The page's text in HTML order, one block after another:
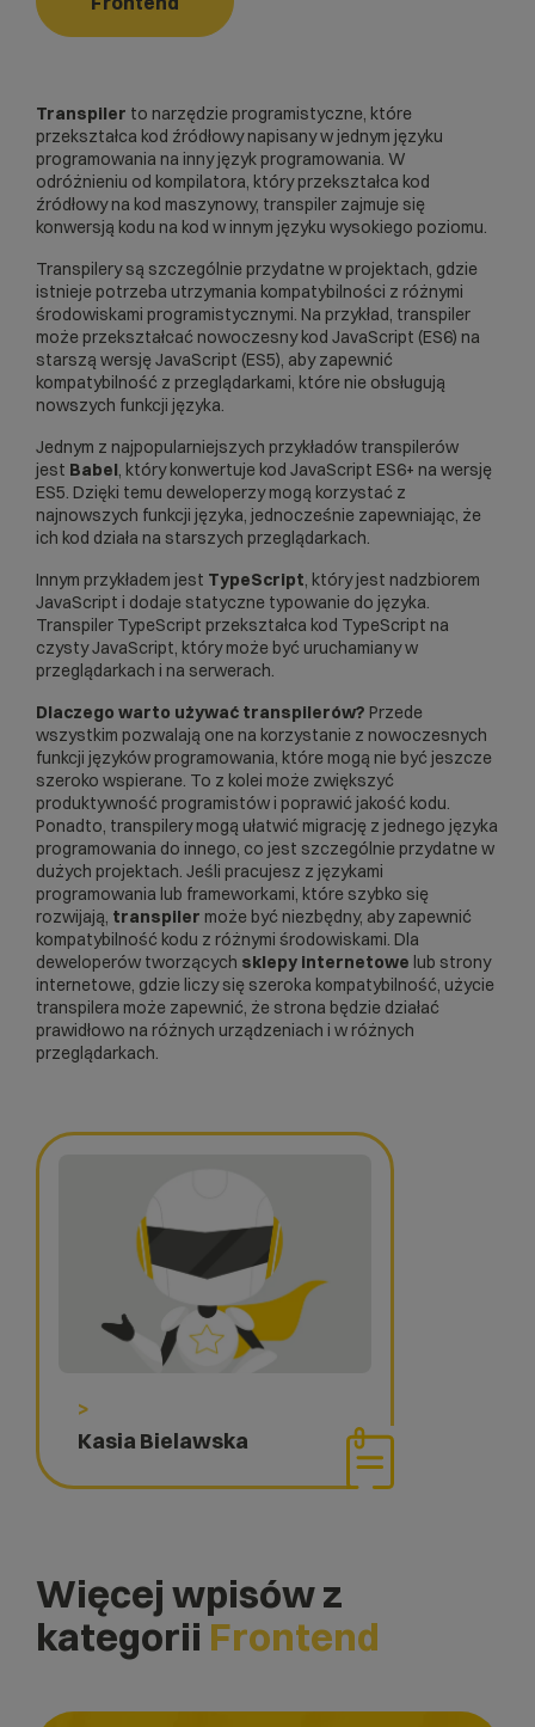
>
Kasia Bielawska
Transpiler to narzędzie programistyczne, które
przekształca kod źródłowy napisany w jednym języku
programowania na inny język programowania. W
odróżnieniu od kompilatora, który przekształca kod
źródłowy na kod maszynowy, transpiler zajmuje się
konwersją kodu na kod w innym języku wysokiego poziomu.
Transpilery są szczególnie przydatne w projektach, gdzie
istnieje potrzeba utrzymania kompatybilności z różnymi
środowiskami programistycznymi. Na przykład, transpiler
może przekształcać nowoczesny kod JavaScript (ES6) na
starszą wersję JavaScript (ES5), aby zapewnić
kompatybilność z przeglądarkami, które nie obsługują
nowszych funkcji języka.
Jednym z najpopularniejszych przykładów transpilerów
jest Babel, który konwertuje kod JavaScript ES6+ na wersję
ES5. Dzięki temu deweloperzy mogą korzystać z
najnowszych funkcji języka, jednocześnie zapewniając, że
ich kod działa na starszych przeglądarkach.
Innym przykładem jest TypeScript, który jest nadzbiorem
JavaScript i dodaje statyczne typowanie do języka.
Transpiler TypeScript przekształca kod TypeScript na
czysty JavaScript, który może być uruchamiany w
przeglądarkach i na serwerach.
Dlaczego warto używać transpilerów? Przede
wszystkim pozwalają one na korzystanie z nowoczesnych
funkcji języków programowania, które mogą nie być jeszcze
szeroko wspierane. To z kolei może zwiększyć
produktywność programistów i poprawić jakość kodu.
Ponadto, transpilery mogą ułatwić migrację z jednego języka
programowania do innego, co jest szczególnie przydatne w
dużych projektach. Jeśli pracujesz z językami
programowania lub frameworkami, które szybko się
rozwijają, transpiler może być niezbędny, aby zapewnić
kompatybilność kodu z różnymi środowiskami. Dla
deweloperów tworzących sklepy internetowe lub strony
internetowe, gdzie liczy się szeroka kompatybilność, użycie
transpilera może zapewnić, że strona będzie działać
prawidłowo na różnych urządzeniach i w różnych
przeglądarkach.
Więcej wpisów z
kategorii Frontend